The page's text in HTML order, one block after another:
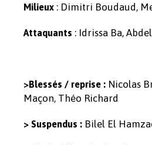
Milieux : Dimitri Boudaud,
Attaquants : Idrissa Ba,
>Blessés / reprise : Nicolas
Maçon, Théo Richard
> Suspendus : Bilel El